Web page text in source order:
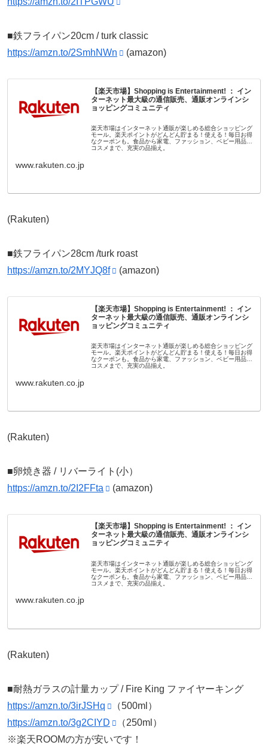
■鉄フライパン20cm / turk classic
https://amzn.to/2SmhNWn
(amazon)
【楽天市場】Shopping is Entertainment! ： イン
ターネット最大級の通信販売、通販オンラインシ
ョッピングコミュニティ
楽天市場はインターネット通販が楽しめる総合ショッピング
モール。楽天ポイントがどんどん貯まる！使える！毎日お得
なクーポンも。食品から家電、ファッション、ベビー用品、
コスメまで、充実の品揃え。
www.rakuten.co.jp
(Rakuten)
■鉄フライパン28cm /turk roast
https://amzn.to/2MYJQ8f
(amazon)
【楽天市場】Shopping is Entertainment! ： イン
ターネット最大級の通信販売、通販オンラインシ
ョッピングコミュニティ
楽天市場はインターネット通販が楽しめる総合ショッピング
モール。楽天ポイントがどんどん貯まる！使える！毎日お得
なクーポンも。食品から家電、ファッション、ベビー用品、
コスメまで、充実の品揃え。
www.rakuten.co.jp
(Rakuten)
■卵焼き器 / リバーライト(小）
https://amzn.to/2I2FFta
(amazon)
【楽天市場】Shopping is Entertainment! ： イン
ターネット最大級の通信販売、通販オンラインシ
ョッピングコミュニティ
楽天市場はインターネット通販が楽しめる総合ショッピング
モール。楽天ポイントがどんどん貯まる！使える！毎日お得
なクーポンも。食品から家電、ファッション、ベビー用品、
コスメまで、充実の品揃え。
www.rakuten.co.jp
(Rakuten)
■耐熱ガラスの計量カップ / Fire King ファイヤーキング
https://amzn.to/3irJSHq
（500ml）
https://amzn.to/3g2CIYD
（250ml）
※楽天ROOMの方が安いです！